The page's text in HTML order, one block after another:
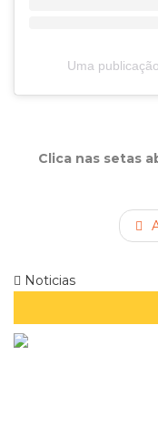
Uma
Clica nas setas
Noticias